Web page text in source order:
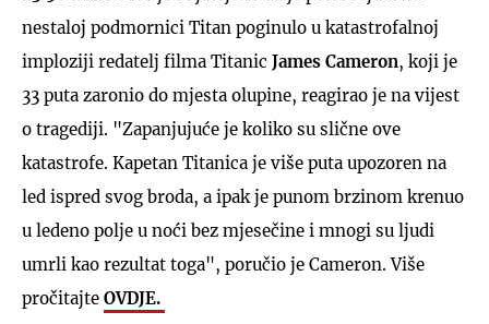
nestaloj podmornici Titan poginulo u katastrofalnoj
imploziji redatelj filma Titanic James Cameron, koji je
33 puta zaronio do mjesta olupine, reagirao je na vijest
o tragediji. "Zapanjujuće je koliko su slične ove
katastrofe. Kapetan Titanica je više puta upozoren na
led ispred svog broda, a ipak je punom brzinom krenuo
u ledeno polje u noći bez mjesečine i mnogi su ljudi
umrli kao rezultat toga", poručio je Cameron. Više
pročitajte OVDJE.